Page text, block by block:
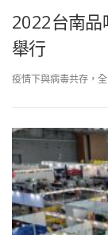
2022台南
舉行
疫情下與病毒共存，